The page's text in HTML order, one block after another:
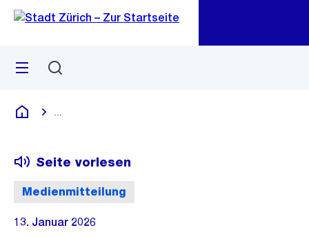
Navigation
Sprunglink
Menü
Deutsch
Medienmitteilung
Seite vorlesen
13. Januar 2026